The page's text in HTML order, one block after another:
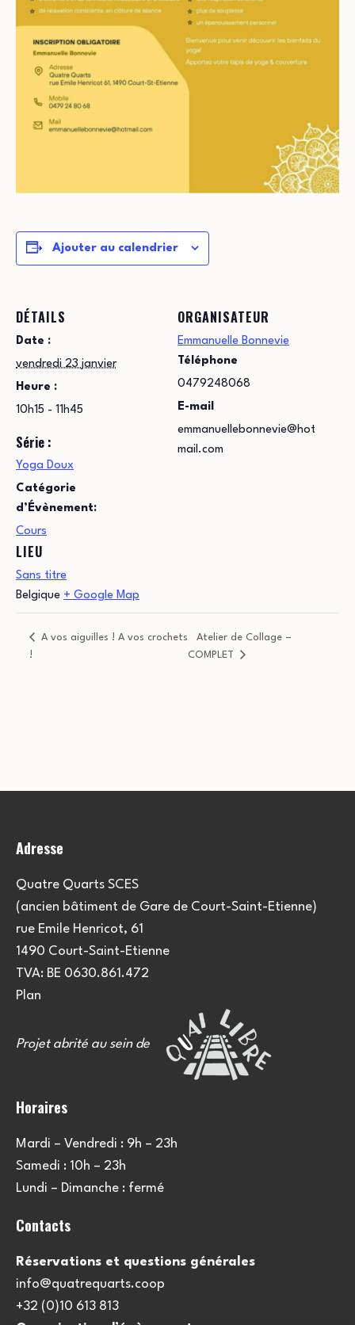
Ajouter au calendrier
DÉTAILS
Date :
vendredi 23 janvier
Heure :
10h15 - 11h45
Série :
Yoga Doux
Catégorie
d’Évènement:
Cours
LIEU
Sans titre
Belgique + Google Map
ORGANISATEUR
Emmanuelle Bonnevie
Téléphone
0479248068
E-mail
emmanuellebonnevie@hot
mail.com
A vos aiguilles ! A vos crochets
!
Atelier de Collage –
COMPLET
Adresse
Quatre Quarts SCES
(ancien bâtiment de Gare de Court-Saint-Etienne)
rue Emile Henricot, 61
1490 Court-Saint-Etienne
TVA: BE 0630.861.472
Plan
Projet abrité au sein de
Horaires
Mardi – Vendredi : 9h – 23h
Samedi : 10h – 23h
Lundi – Dimanche : fermé
Contacts
Réservations et questions générales
info@quatrequarts.coop
+32 (0)10 613 813